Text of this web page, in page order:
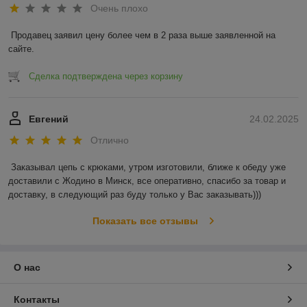
Очень плохо
Продавец заявил цену более чем в 2 раза выше заявленной на
сайте.
Сделка подтверждена через корзину
24.02.2025
Евгений
Отлично
Заказывал цепь с крюками, утром изготовили, ближе к обеду уже
доставили с Жодино в Минск, все оперативно, спасибо за товар и
доставку, в следующий раз буду только у Вас заказывать)))
Показать все отзывы
О нас
Контакты